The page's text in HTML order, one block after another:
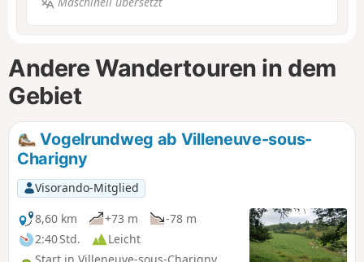
Andere Wandertouren in dem
Gebiet
Vogelrundweg ab Villeneuve-sous-
Charigny
Visorando-Mitglied
8,60 km
+73 m
-78 m
2:40 Std.
Leicht
Start in Villeneuve-sous-Charigny